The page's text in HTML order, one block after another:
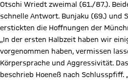
Otschi Wriedt zweimal (61./87.).
schnelle Antwort. Bunjaku (69.) und
erstickten die Hoffnungen der
„In der ersten Halbzeit haben wir
vorgenommen haben, vermissen
Körpersprache und Aggressivität.
beschrieb Hoeneß nach Schlusspfiff.